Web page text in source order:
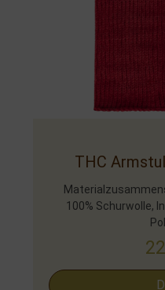
THC
100% Schurwolle,